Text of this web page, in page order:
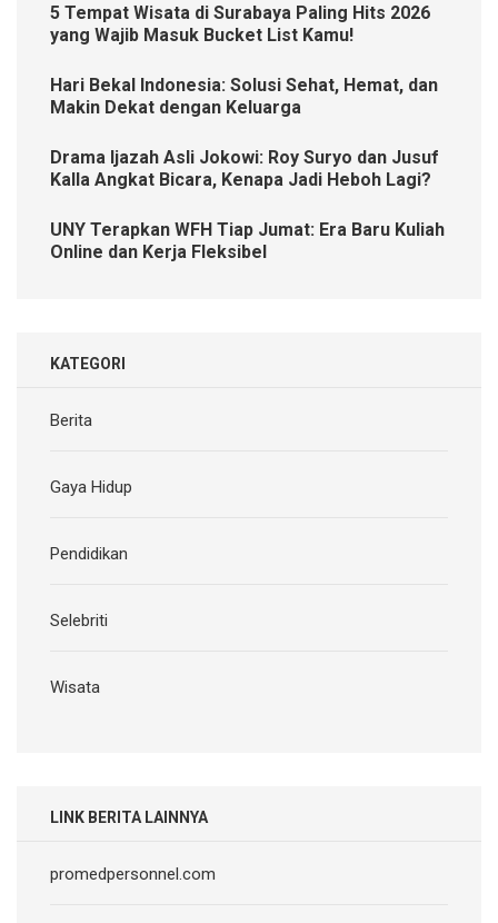
5 Tempat Wisata di Surabaya Paling Hits 2026
yang Wajib Masuk Bucket List Kamu!
Hari Bekal Indonesia: Solusi Sehat, Hemat, dan
Makin Dekat dengan Keluarga
Drama Ijazah Asli Jokowi: Roy Suryo dan Jusuf
Kalla Angkat Bicara, Kenapa Jadi Heboh Lagi?
UNY Terapkan WFH Tiap Jumat: Era Baru Kuliah
Online dan Kerja Fleksibel
KATEGORI
Berita
Gaya Hidup
Pendidikan
Selebriti
Wisata
LINK BERITA LAINNYA
promedpersonnel.com